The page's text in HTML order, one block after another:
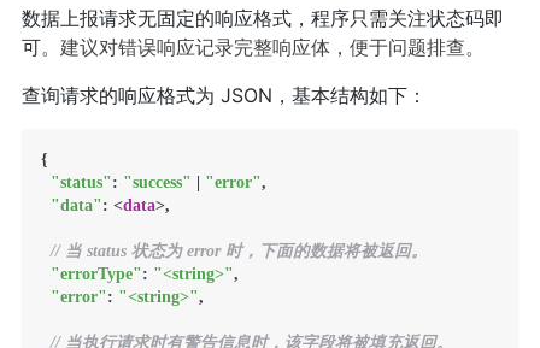
数据上报请求无固定的响应格式，程序只需关注状态码即
可。建议对错误响应记录完整响应体，便于问题排查。
查询请求的响应格式为 JSON，基本结构如下：
{
"status": "success" "error",
"data": <data>,
// 当 status 状态为 error 时，下面的数据将被返回。
"errorType": "<string>",
"error": "<string>",
// 当执行请求时有警告信息时，该字段将被填充返回。